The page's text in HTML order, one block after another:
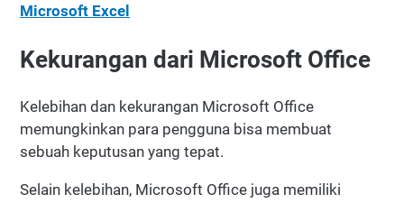
Microsoft Excel
Kekurangan dari Microsoft Office
Kelebihan dan kekurangan Microsoft Office
memungkinkan para pengguna bisa membuat
sebuah keputusan yang tepat.
Selain kelebihan, Microsoft Office juga memiliki